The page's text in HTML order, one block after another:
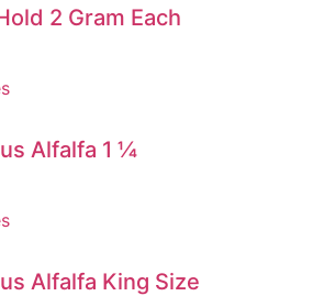
2 Gram Each
Alfalfa 1 1⁄4
Alfalfa King Size